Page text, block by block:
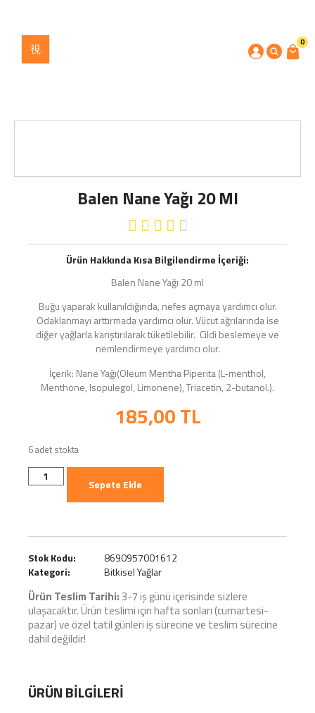
0
Balen Nane Yağı 20 Ml
    
Ürün Hakkında Kısa Bilgilendirme İçeriği:
Balen Nane Yağı 20 ml
Buğu yaparak kullanıldığında, nefes açmaya yardımcı olur.
Odaklanmayı arttırmada yardımcı olur. Vücut ağrılarında ise
diğer yağlarla karıştırılarak tüketilebilir. Cildi beslemeye ve
nemlendirmeye yardımcı olur.
İçerik: Nane Yağı(Oleum Mentha Piperita (L-menthol,
Menthone, Isopulegol, Limonene), Triacetin, 2-butanol.).
185,00TL
6 adet stokta
Sepete Ekle
Stok Kodu:
8690957001612
Kategori:
Bitkisel Yağlar
Ürün Teslim Tarihi:3-7 iş günü içerisinde sizlere
ulaşacaktır. Ürün teslimi için hafta sonları (cumartesi-
pazar) ve özel tatil günleri iş sürecine ve teslim sürecine
dahil değildir!
ÜRÜN BILGILERI